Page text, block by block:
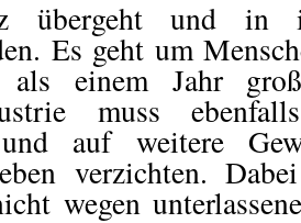
übergeht und in
Es geht um
als einem Jahr
muss
auf weitere
verzichten.
wegen